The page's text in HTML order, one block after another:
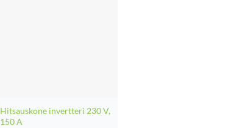
Hitsauskone invertteri 230 V,
150 A